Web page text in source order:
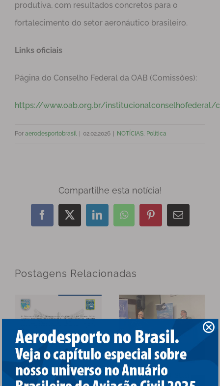
produtiva, com resultados concretos para o
fortalecimento do setor aeronáutico brasileiro.
Links oficiais
Página do Conselho Federal da OAB (Comissões):
https://www.oab.org.br/institucionalconselhofederal/
Por aerodesportobrasil 02.02.2026 NOTÍCIAS, Política
Compartilhe esta notícia!
Facebook
X LinkedInWhatsAppPinterest
E-
mail
Postagens Relacionadas
ADB prestigia
Anac reforça sua